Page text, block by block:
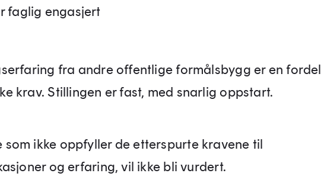
faglig engasjert
fra andre offentlige formålsbygg er en fordel
krav. Stillingen er fast, med snarlig oppstart.
som ikke oppfyller de etterspurte kravene til
og erfaring, vil ikke bli vurdert.